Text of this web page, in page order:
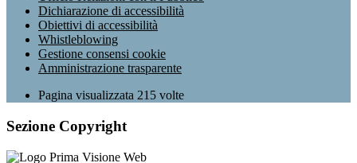
Dichiarazione di accessibilità
Obiettivi di accessibilità
Whistleblowing
Gestione consensi cookie
Amministrazione trasparente
Pagina visualizzata 215 volte
Sezione Copyright